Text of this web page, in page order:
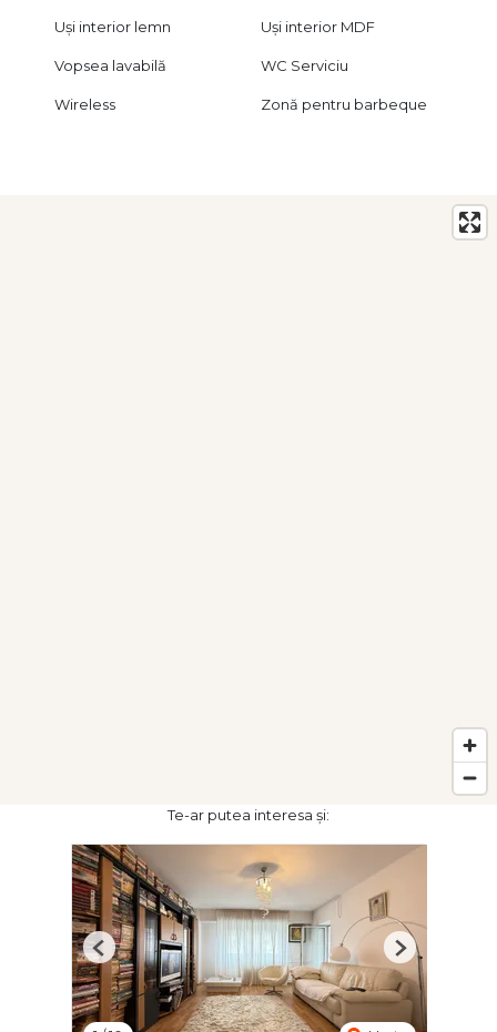
Uși interior lemn Uși interior MDF
Vopsea lavabilă WC Serviciu
Wireless Zonă pentru barbeque
Te-ar putea interesa și:
Previous Next